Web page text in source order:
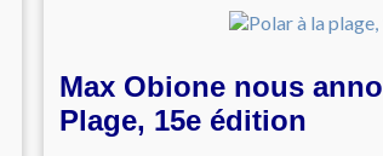
Max Obione nous
Plage, 15e édition